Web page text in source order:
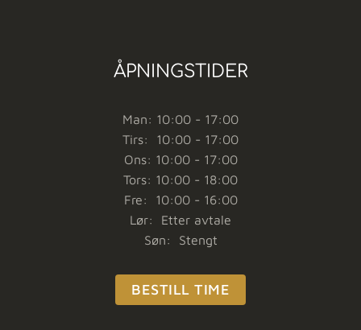
ÅPNINGSTIDER
Man: 10:00 - 17:00
Tirs: 10:00 - 17:00
Ons: 10:00 - 17:00
Tors: 10:00 - 18:00
Fre: 10:00 - 16:00
Lør: Etter avtale
Søn: Stengt
BESTILL TIME